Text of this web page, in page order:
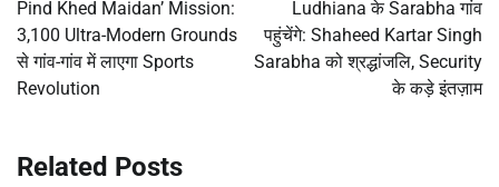
Pind Khed Maidan’ Mission:
3,100 Ultra-Modern Grounds
से गांव-गांव में लाएगा Sports
Revolution
Ludhiana के Sarabha गांव
पहुंचेंगे: Shaheed Kartar Singh
Sarabha को श्रद्धांजलि, Security
के कड़े इंतज़ाम
Related Posts